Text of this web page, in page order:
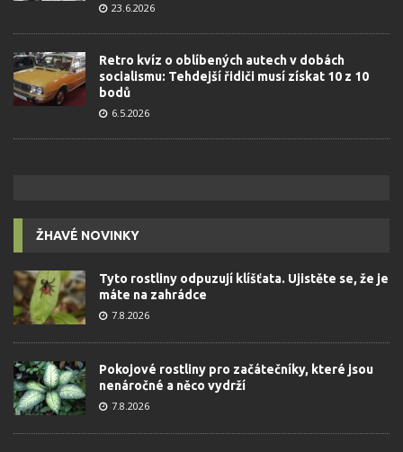
23.6.2026
Retro kvíz o oblíbených autech v dobách
socialismu: Tehdejší řidiči musí získat 10 z 10
bodů
6.5.2026
ŽHAVÉ NOVINKY
Tyto rostliny odpuzují klíšťata. Ujistěte se, že je
máte na zahrádce
7.8.2026
Pokojové rostliny pro začátečníky, které jsou
nenáročné a něco vydrží
7.8.2026